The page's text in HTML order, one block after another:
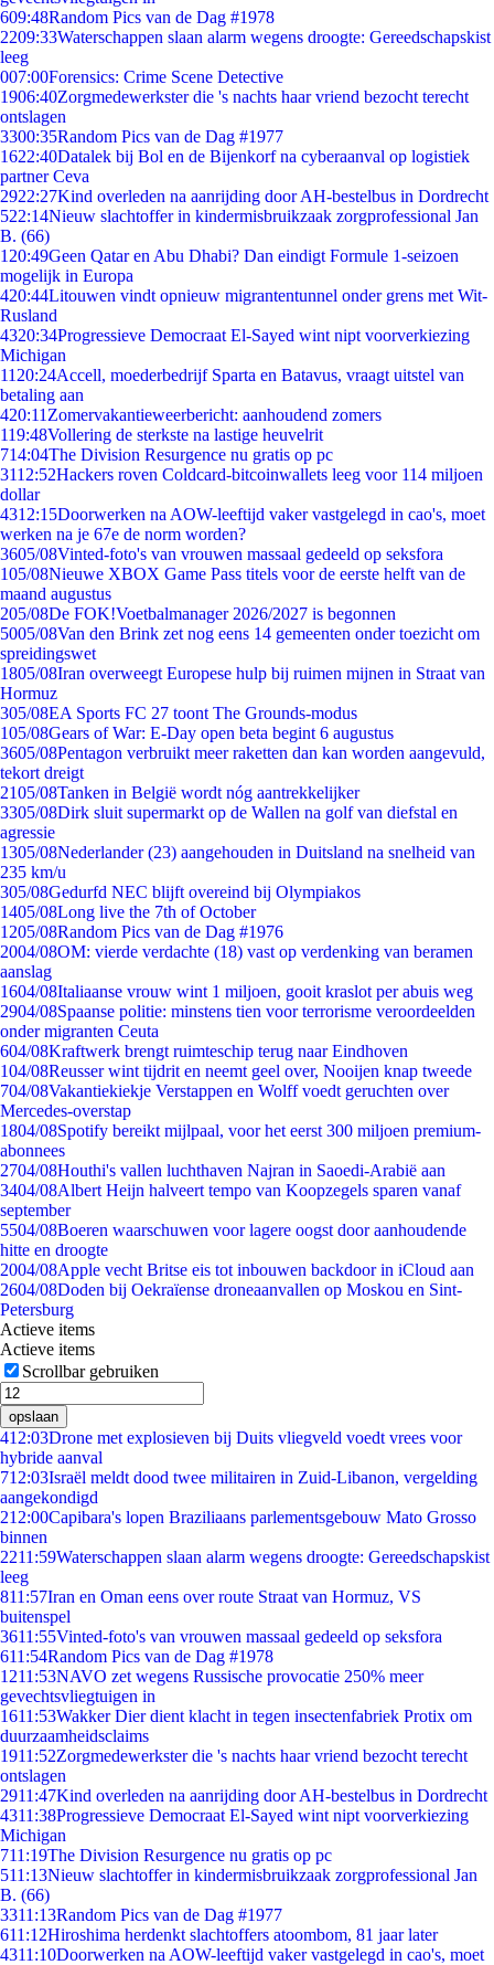
609:48Random Pics van de Dag #1978
2209:33Waterschappen slaan alarm wegens droogte: Gereedschapskist
leeg
007:00Forensics: Crime Scene Detective
1906:40Zorgmedewerkster die 's nachts haar vriend bezocht terecht
ontslagen
3300:35Random Pics van de Dag #1977
1622:40Datalek bij Bol en de Bijenkorf na cyberaanval op logistiek
partner Ceva
2922:27Kind overleden na aanrijding door AH-bestelbus in Dordrecht
522:14Nieuw slachtoffer in kindermisbruikzaak zorgprofessional Jan
B. (66)
1 20:49Geen Qatar en Abu Dhabi? Dan eindigt Formule 1-seizoen
mogelijk in Europa
420:44Litouwen vindt opnieuw migrantentunnel onder grens met Wit-
Rusland
4320:34Progressieve Democraat El-Sayed wint nipt voorverkiezing
Michigan
11 20:24Accell, moederbedrijf Sparta en Batavus, vraagt uitstel van
betaling aan
420:11 Zomervakantieweerbericht: aanhoudend zomers
119:48Vollering de sterkste na lastige heuvelrit
714:04The Division Resurgence nu gratis op pc
3112:52Hackers roven Coldcard-bitcoinwallets leeg voor 114 miljoen
dollar
4312:15Doorwerken na AOW-leeftijd vaker vastgelegd in cao's, moet
werken na je 67e de norm worden?
3605/08Vinted-foto's van vrouwen massaal gedeeld op seksfora
105/08Nieuwe XBOX Game Pass titels voor de eerste helft van de
maand augustus
205/08De FOK!Voetbalmanager 2026/2027 is begonnen
5005/08Van den Brink zet nog eens 14 gemeenten onder toezicht om
spreidingswet
1805/08Iran overweegt Europese hulp bij ruimen mijnen in Straat van
Hormuz
305/08EA Sports FC 27 toont The Grounds-modus
105/08Gears of War: E-Day open beta begint 6 augustus
3605/08Pentagon verbruikt meer raketten dan kan worden aangevuld,
tekort dreigt
2105/08Tanken in België wordt nóg aantrekkelijker
3305/08Dirk sluit supermarkt op de Wallen na golf van diefstal en
agressie
1305/08Nederlander (23) aangehouden in Duitsland na snelheid van
235 km/u
305/08Gedurfd NEC blijft overeind bij Olympiakos
1405/08Long live the 7th of October
1205/08Random Pics van de Dag #1976
2004/08OM: vierde verdachte (18) vast op verdenking van beramen
aanslag
1604/08Italiaanse vrouw wint 1 miljoen, gooit kraslot per abuis weg
2904/08Spaanse politie: minstens tien voor terrorisme veroordeelden
onder migranten Ceuta
604/08Kraftwerk brengt ruimteschip terug naar Eindhoven
104/08Reusser wint tijdrit en neemt geel over, Nooijen knap tweede
704/08Vakantiekiekje Verstappen en Wolff voedt geruchten over
Mercedes-overstap
1804/08Spotify bereikt mijlpaal, voor het eerst 300 miljoen premium-
abonnees
2704/08Houthi's vallen luchthaven Najran in Saoedi-Arabië aan
3404/08Albert Heijn halveert tempo van Koopzegels sparen vanaf
september
5504/08Boeren waarschuwen voor lagere oogst door aanhoudende
hitte en droogte
2004/08Apple vecht Britse eis tot inbouwen backdoor in iCloud aan
2604/08Doden bij Oekraïense droneaanvallen op Moskou en Sint-
Petersburg
Actieve items
Actieve items
Scrollbar gebruiken
opslaan
412:03Drone met explosieven bij Duits vliegveld voedt vrees voor
hybride aanval
712:03Israël meldt dood twee militairen in Zuid-Libanon, vergelding
aangekondigd
212:00Capibara's lopen Braziliaans parlementsgebouw Mato Grosso
binnen
2211:59Waterschappen slaan alarm wegens droogte: Gereedschapskist
leeg
811:57Iran en Oman eens over route Straat van Hormuz, VS
buitenspel
3611:55Vinted-foto's van vrouwen massaal gedeeld op seksfora
611:54Random Pics van de Dag #1978
1211:53NAVO zet wegens Russische provocatie 250% meer
gevechtsvliegtuigen in
1611:53Wakker Dier dient klacht in tegen insectenfabriek Protix om
duurzaamheidsclaims
1911:52Zorgmedewerkster die 's nachts haar vriend bezocht terecht
ontslagen
2911:47Kind overleden na aanrijding door AH-bestelbus in Dordrecht
4311:38Progressieve Democraat El-Sayed wint nipt voorverkiezing
Michigan
711:19The Division Resurgence nu gratis op pc
511:13Nieuw slachtoffer in kindermisbruikzaak zorgprofessional Jan
B. (66)
3311:13Random Pics van de Dag #1977
611:12Hiroshima herdenkt slachtoffers atoombom, 81 jaar later
4311:10Doorwerken na AOW-leeftijd vaker vastgelegd in cao's, moet